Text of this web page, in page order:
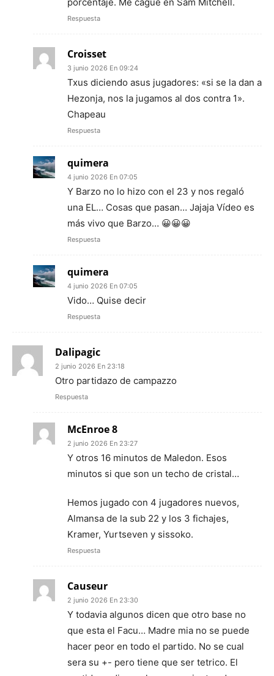
Respuesta
Croisset
3 junio 2026 En 09:24
Txus diciendo asus jugadores: «si se la dan a
Hezonja, nos la jugamos al dos contra 1».
Chapeau
Respuesta
quimera
4 junio 2026 En 07:05
Y Barzo no lo hizo con el 23 y nos regaló
una EL… Cosas que pasan… Jajaja Vídeo es
más vivo que Barzo… 😀😀😀
Respuesta
quimera
4 junio 2026 En 07:05
Vido… Quise decir
Respuesta
Dalipagic
2 junio 2026 En 23:18
Otro partidazo de campazzo
Respuesta
McEnroe 8
2 junio 2026 En 23:27
Y otros 16 minutos de Maledon. Esos
minutos si que son un techo de cristal…
Hemos jugado con 4 jugadores nuevos,
Almansa de la sub 22 y los 3 fichajes,
Kramer, Yurtseven y sissoko.
Respuesta
Causeur
2 junio 2026 En 23:30
Y todavia algunos dicen que otro base no
que esta el Facu… Madre mia no se puede
hacer peor en todo el partido. No se cual
sera su +- pero tiene que ser tetrico. El